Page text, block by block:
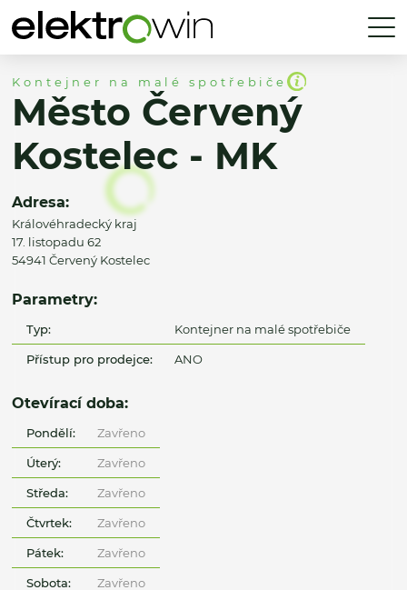
Kontejner na malé spotřebiče
Město Červený
Kostelec - MK
Adresa:
Královéhradecký kraj
17. listopadu 62
54941 Červený Kostelec
Parametry:
Typ: Kontejner na malé spotřebiče
Přístup pro prodejce: ANO
Otevírací doba:
Pondělí: Zavřeno
Úterý: Zavřeno
Středa: Zavřeno
Čtvrtek: Zavřeno
Pátek: Zavřeno
Sobota: Zavřeno